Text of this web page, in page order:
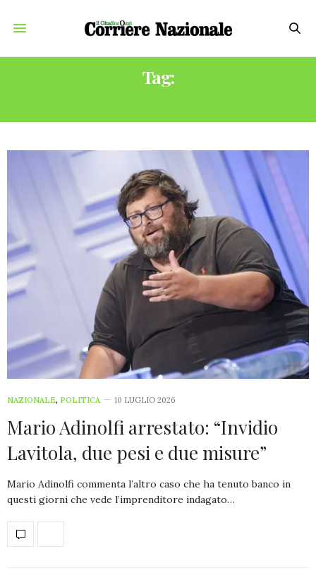
Tag:
NAZIONALE, POLITICA 10 LUGLIO 2026
Mario Adinolfi arrestato: “Invidio
Lavitola, due pesi e due misure”
Mario Adinolfi commenta l’altro caso che ha tenuto banco in
questi giorni che vede l’imprenditore indagato…